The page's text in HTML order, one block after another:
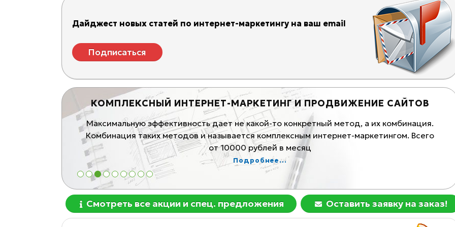
Дайджест новых статей по интернет-маркетингу на ваш email
Подписаться
"под ключ".
КОМПЛЕКСНЫЙ ИНТЕРНЕТ-МАРКЕТИНГ И ПРОДВИЖЕНИЕ САЙТОВ
Максимальную эффективность дает не какой-то конкретный метод, а их комбинация.
Комбинация таких методов и называется комплексным интернет-маркетингом. Всего
от 10000 рублей в месяц
Подробнее...
Смотреть все акции и спец. предложения Оставить заявку на заказ!